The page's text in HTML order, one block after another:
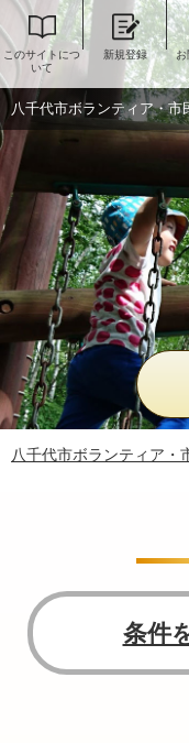
このサイトにつ
いて
新規登録
八千代市ボランティア・市
八千代市ボランティア・
条件